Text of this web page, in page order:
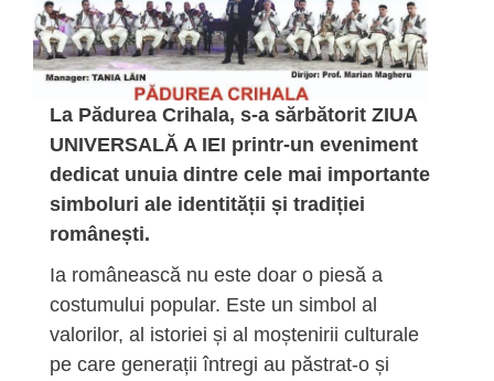
La Pădurea Crihala, s-a sărbătorit ZIUA
UNIVERSALĂ A IEI printr-un eveniment
dedicat unuia dintre cele mai importante
simboluri ale identității și tradiției
românești.
Ia românească nu este doar o piesă a
costumului popular. Este un simbol al
valorilor, al istoriei și al moștenirii culturale
pe care generații întregi au păstrat-o și